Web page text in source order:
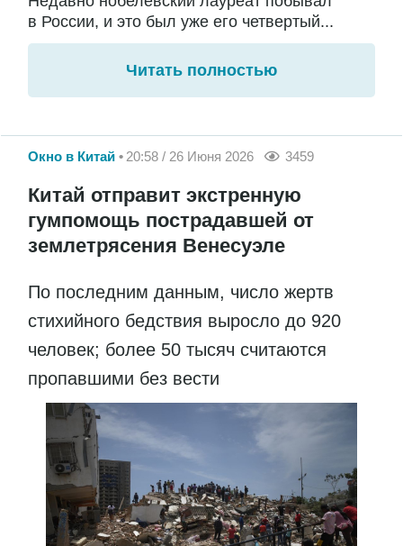
в России, и это был уже его четвертый...
Читать полностью
Окно в Китай 20:58 / 26 Июня 2026 3459
Китай отправит экстренную
гумпомощь пострадавшей от
землетрясения Венесуэле
По последним данным, число жертв
стихийного бедствия выросло до 920
человек; более 50 тысяч считаются
пропавшими без вести